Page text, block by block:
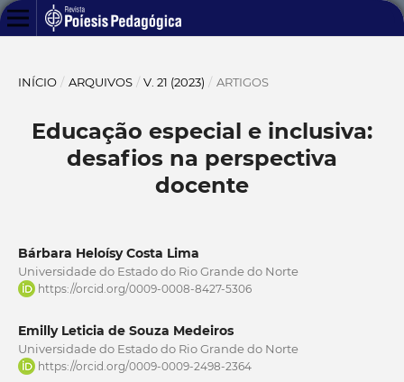
INÍCIO / ARQUIVOS / V. 21 (2023) / ARTIGOS
Educação especial e inclusiva:
desafios na perspectiva
docente
Bárbara Heloísy Costa Lima
Universidade do Estado do Rio Grande do Norte
https://orcid.org/0009-0008-8427-5306
Emilly Leticia de Souza Medeiros
Universidade do Estado do Rio Grande do Norte
https://orcid.org/0009-0009-2498-2364